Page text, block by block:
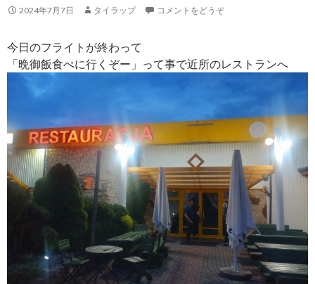
動 2024年7月7日 タイラップ コメントをどうぞ
今日のフライトが終わって
「晩御飯食べに行くぞー」って事で近所のレストランへ